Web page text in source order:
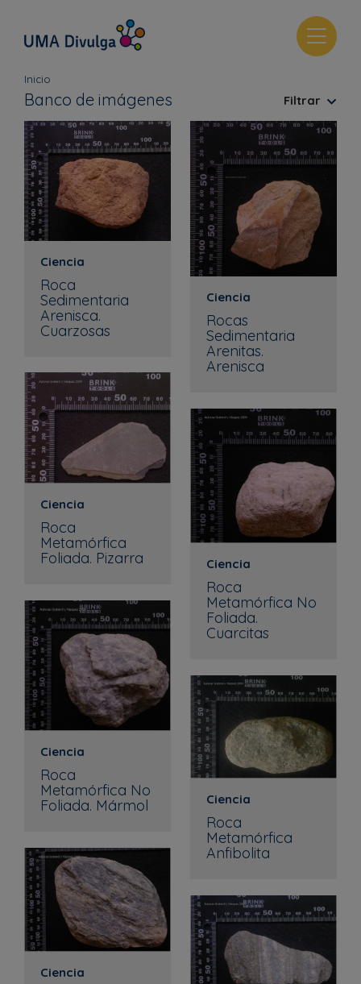
T
o
n
v
i
g
a
Inicio
Banco de imágenes Filtrar
Ciencia
Roca
Sedimentaria
Arenisca.
Cuarzosas
Ciencia
Rocas
Sedimentaria
Arenitas.
Arenisca
Ciencia
Roca
Metamórfica
Foliada. Pizarra
Ciencia
Roca
Metamórfica No
Foliada.
Cuarcitas
Ciencia
Roca
Metamórfica No
Foliada. Mármol
Ciencia
Roca
Metamórfica
Anfibolita
Ciencia